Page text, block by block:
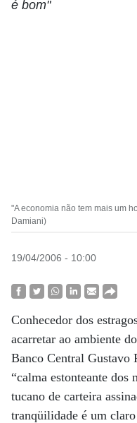
é bom"
"A economia não tem mais um
Damiani)
19/04/2006 - 10:00
Conhecedor dos
acarretar ao ambiente
Banco Central Gustavo
“calma estonteante dos
tucano de carteira
tranqüilidade é um